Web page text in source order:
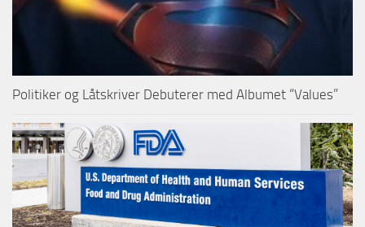
Politiker og Låtskriver Debuterer med Albumet “Values”